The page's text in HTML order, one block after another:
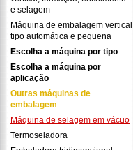
e selagem
Máquina de embalagem vertical
tipo automática e pequena
Escolha a máquina por tipo
Escolha a máquina por
aplicação
Outras máquinas de
embalagem
Máquina de selagem em vácuo
Termoseladora